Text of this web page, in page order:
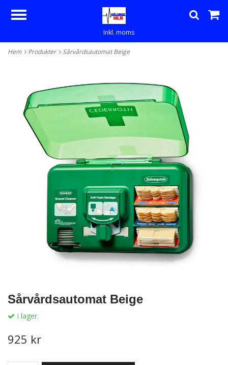
Hem Produkter Sårvårdsautomat Beige
Sårvårdsautomat Beige
I lager.
925 kr
Inkl. moms